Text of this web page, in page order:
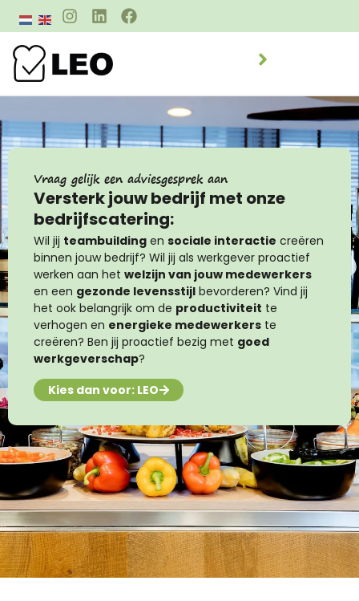
Vraag gelijk een adviesgesprek aan
Versterk jouw bedrijf met onze
bedrijfscatering:
Wil jij teambuilding en sociale interactie creëren
binnen jouw bedrijf? Wil jij als werkgever proactief
werken aan het welzijn van jouw medewerkers
en een gezonde levensstijl bevorderen? Vind jij
het ook belangrijk om de productiviteit te
verhogen en energieke medewerkers te
creëren? Ben jij proactief bezig met goed
werkgeverschap?
Kies dan voor: LEO